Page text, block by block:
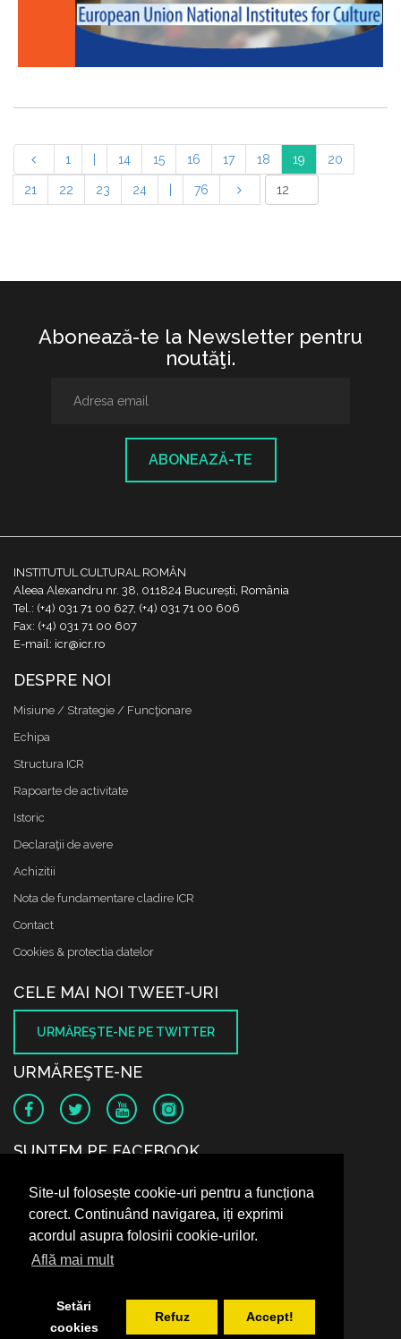
Site-ul folosește cookie-uri pentru a funcționa
corect. Continuând navigarea, iți exprimi
acordul asupra folosirii cookie-urilor.
Află mai mult
Setări
cookies
Refuz Accept!
1 14 15 16 17 18 19 20
21 22 23 24 76
Abonează-te la Newsletter pentru
noutăţi.
ABONEAZĂ-TE
INSTITUTUL CULTURAL ROMÂN
Aleea Alexandru nr. 38, 011824 București, România
Tel.: (+4) 031 71 00 627, (+4) 031 71 00 606
Fax: (+4) 031 71 00 607
E-mail: icr@icr.ro
DESPRE NOI
Misiune / Strategie / Funcţionare
Echipa
Structura ICR
Rapoarte de activitate
Istoric
Declaraţii de avere
Achizitii
Nota de fundamentare cladire ICR
Contact
Cookies & protectia datelor
CELE MAI NOI TWEET-URI
URMĂREŞTE-NE PE TWITTER
URMĂREŞTE-NE
SUNTEM PE FACEBOOK